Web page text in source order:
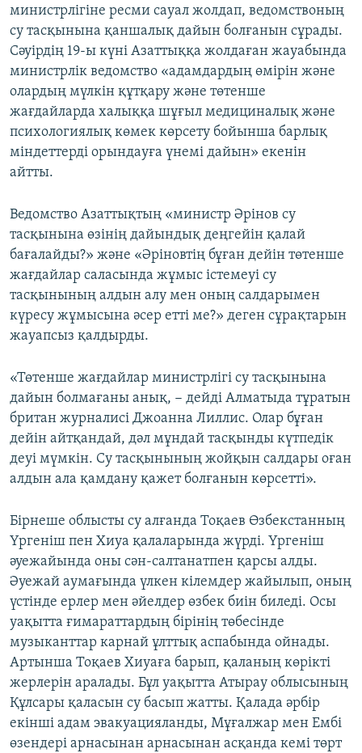
министрлігіне ресми сауал жолдап, ведомствоның
су тасқынына қаншалық дайын болғанын сұрады.
Сәуірдің 19-ы күні Азаттыққа жолдаған жауабында
министрлік ведомство «адамдардың өмірін және
олардың мүлкін құтқару және төтенше
жағдайларда халыққа шұғыл медициналық және
психологиялық көмек көрсету бойынша барлық
міндеттерді орындауға үнемі дайын» екенін
айтты.
Ведомство Азаттықтың «министр Әрінов су
тасқынына өзінің дайындық деңгейін қалай
бағалайды?» және «Әріновтің бұған дейін төтенше
жағдайлар саласында жұмыс істемеуі су
тасқынының алдын алу мен оның салдарымен
күресу жұмысына әсер етті ме?» деген сұрақтарын
жауапсыз қалдырды.
«Төтенше жағдайлар министрлігі су тасқынына
дайын болмағаны анық, − дейді Алматыда тұратын
британ журналисі Джоанна Лиллис. Олар бұған
дейін айтқандай, дәл мұндай тасқынды күтпедік
деуі мүмкін. Су тасқынының жойқын салдары оған
алдын ала қамдану қажет болғанын көрсетті».
Бірнеше облысты су алғанда Тоқаев Өзбекстанның
Үргеніш пен Хиуа қалаларында жүрді. Үргеніш
әуежайында оны сән-салтанатпен қарсы алды.
Әуежай аумағында үлкен кілемдер жайылып, оның
үстінде ерлер мен әйелдер өзбек биін биледі. Осы
уақытта ғимараттардың бірінің төбесінде
музыканттар карнай ұлттық аспабында ойнады.
Артынша Тоқаев Хиуаға барып, қаланың көрікті
жерлерін аралады. Бұл уақытта Атырау облысының
Құлсары қаласын су басып жатты. Қалада әрбір
екінші адам эвакуацияланды, Мұғалжар мен Ембі
өзендері арнасынан арнасынан асқанда кемі төрт